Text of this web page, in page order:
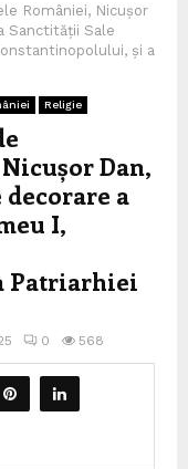
României, Nicușor
Sanctității Sale
și a
Religie
Dan,
a
I,
Patriarhiei
0 568